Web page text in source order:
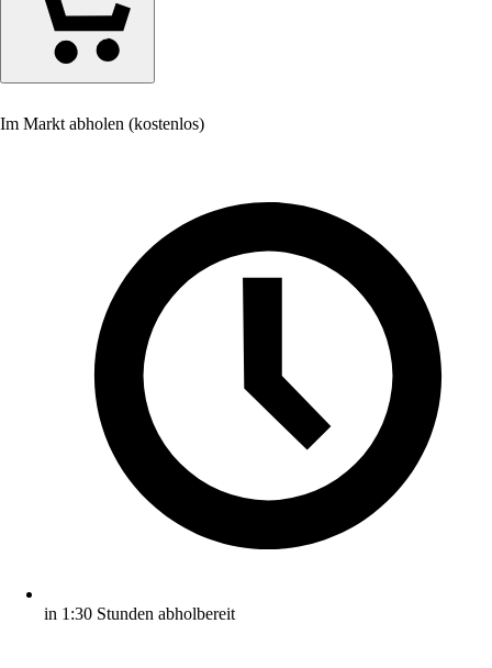
Im Markt abholen (kostenlos)
in 1:30 Stunden abholbereit